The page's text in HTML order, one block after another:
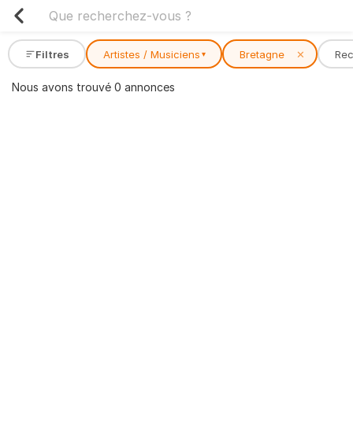
Filtres Artistes / Musiciens ▾ Bretagne ✕
Nous avons trouvé 0 annonces